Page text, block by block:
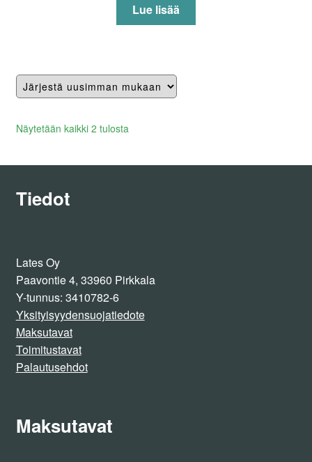
Lue lisää
Näytetään kaikki 2 tulostaLajiteltu
Tiedot
Lates Oy
Paavontie 4, 33960 Pirkkala
Y-tunnus: 3410782-6
Yksityisyydensuojatiedote
Maksutavat
Toimitustavat
Palautusehdot
Maksutavat